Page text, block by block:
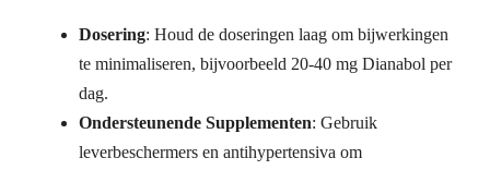
Dosering: Houd de doseringen laag om bijwerkingen
te minimaliseren, bijvoorbeeld 20-40 mg Dianabol per
dag.
Ondersteunende Supplementen: Gebruik
leverbeschermers en antihypertensiva om